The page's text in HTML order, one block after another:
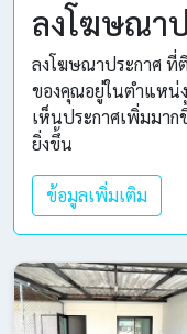
ลงโฆษณา
ลงโฆษณาประกาศ ที่
ของคุณอยู่ในตำแหน่
เห็นประกาศเพิ่มมา
ยิ่งขึ้น
ข้อมูลเพิ่มเติม